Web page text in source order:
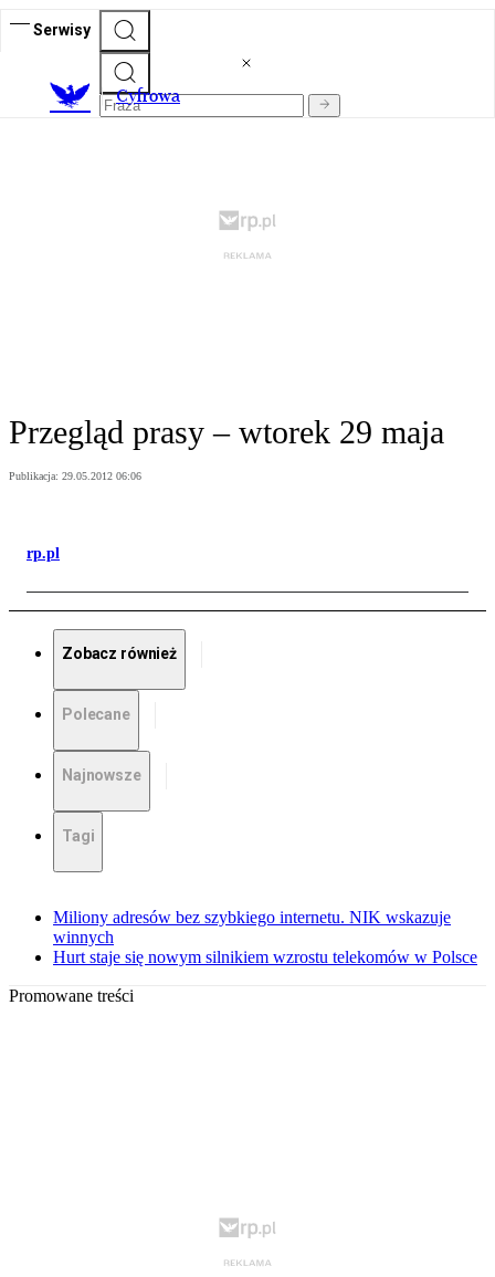
Serwisy
Cyfrowa
Przegląd prasy – wtorek 29 maja
Publikacja: 29.05.2012 06:06
rp.pl
Zobacz również
Polecane
Najnowsze
Tagi
Miliony adresów bez szybkiego internetu. NIK wskazuje
winnych
Hurt staje się nowym silnikiem wzrostu telekomów w Polsce
Promowane treści